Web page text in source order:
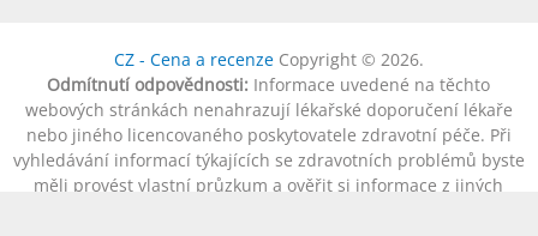
CZ - Cena a recenzeCopyright © 2026.
Odmítnutí odpovědnosti: Informace uvedené na těchto
webových stránkách nenahrazují lékařské doporučení lékaře
nebo jiného licencovaného poskytovatele zdravotní péče. Při
vyhledávání informací týkajících se zdravotních problémů byste
měli provést vlastní průzkum a ověřit si informace z jiných